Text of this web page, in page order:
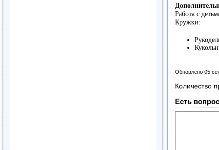
Работа с
Кружки:
Обновлено 05
Количество
Есть